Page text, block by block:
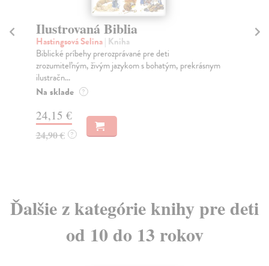
Ilustrovaná Biblia
Hastingsová Selina| Kniha
Biblické príbehy prerozprávané pre deti
zrozumiteľným, živým jazykom s bohatým, prekrásnym
ilustračn...
Na sklade ?
24,15 €
24,90 € ?
Ďalšie z kategórie knihy pre deti
od 10 do 13 rokov